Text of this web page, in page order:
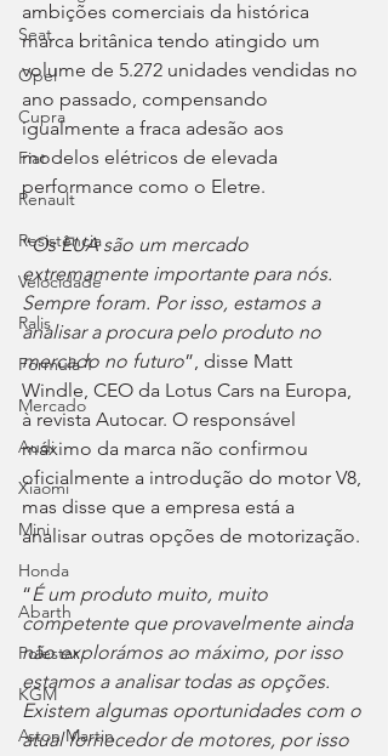
Seat
Opel
Cupra
Fiat
Renault
Resistência
Velocidade
Ralis
Fórmula 1
Mercado
Audi
Xiaomi
Mini
Honda
Abarth
Polestar
KGM
Aston Martin
ambições comerciais da histórica
marca britânica tendo atingido um
volume de 5.272 unidades vendidas no
ano passado, compensando
igualmente a fraca adesão aos
modelos elétricos de elevada
performance como o Eletre.
“Os EUA são um mercado
extremamente importante para nós.
Sempre foram. Por isso, estamos a
analisar a procura pelo produto no
mercado no futuro”, disse Matt
Windle, CEO da Lotus Cars na Europa,
à revista Autocar. O responsável
máximo da marca não confirmou
oficialmente a introdução do motor V8,
mas disse que a empresa está a
analisar outras opções de motorização.
“É um produto muito, muito
competente que provavelmente ainda
não explorámos ao máximo, por isso
estamos a analisar todas as opções.
Existem algumas oportunidades com o
atual fornecedor de motores, por isso